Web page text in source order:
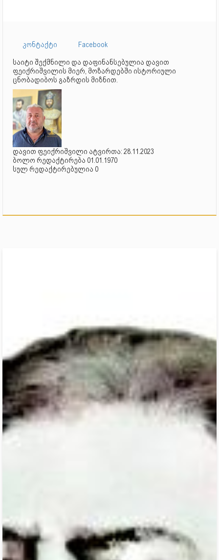
კონტაქტი
Facebook
საიტი შექმნილი და დაფინანსებულია დავით
ფეიქრიშვილის მიერ, მოზარდებში ისტორიული
ცნობადიბოს გაზრდის მიზნით.
დავით ფეიქრიშვილი ატვირთა: 28.11.2023
ბოლო რედაქტირება 01.01.1970
სულ რედაქტირებულია 0